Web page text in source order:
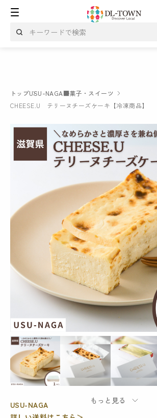
トップUSU-NAGA■菓子・スイーツ
CHEESE.U テリーヌチーズケーキ【冷凍商品】
USU-NAGA